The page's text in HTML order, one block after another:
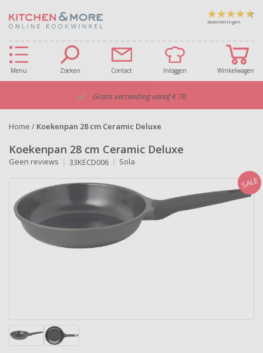
beoordelingen
Menu Zoeken Contact Inloggen Winkelwagen
Gratis verzending vanaf € 70
Home / Koekenpan 28 cm Ceramic Deluxe
Koekenpan 28 cm Ceramic Deluxe
Geen reviews 33KECD006 Sola
SALE